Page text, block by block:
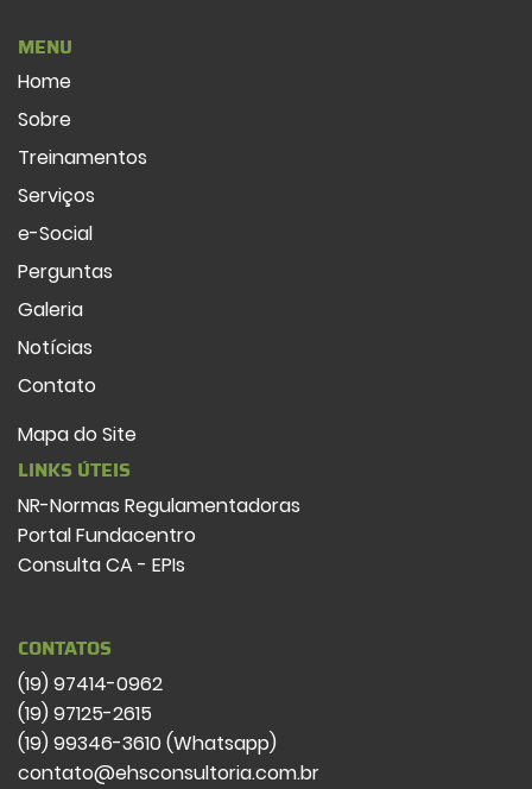
MENU
Home
Sobre
Treinamentos
Serviços
e-Social
Perguntas
Galeria
Notícias
Contato
Mapa do Site
LINKS ÚTEIS
NR-Normas Regulamentadoras
Portal Fundacentro
Consulta CA - EPIs
CONTATOS
(19) 97414-0962
(19) 97125-2615
(19) 99346-3610 (Whatsapp)
contato@ehsconsultoria.com.br